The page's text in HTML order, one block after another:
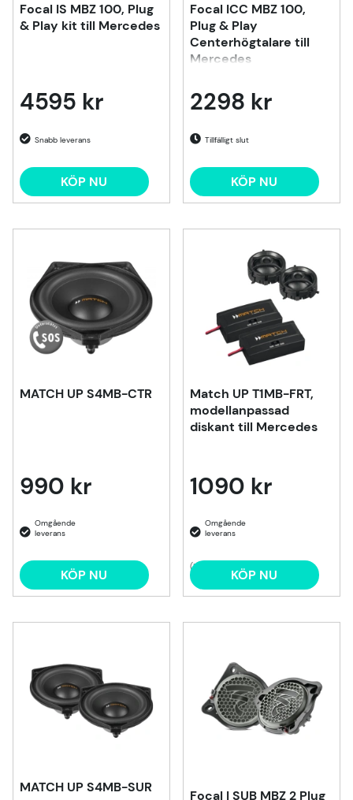
Focal IS MBZ 100, Plug
& Play kit till Mercedes
4595 kr
KÖP NU
Focal ICC MBZ 100,
Plug & Play
Centerhögtalare till
Mercedes
2298 kr
Tillfälligt slut
KÖP NU
MATCH UP S4MB-CTR
990 kr
KÖP NU
Match UP T1MB-FRT,
modellanpassad
diskant till Mercedes
1090 kr
(1) KÖP NU
MATCH UP S4MB-SUR
Focal I SUB MBZ 2 Plug